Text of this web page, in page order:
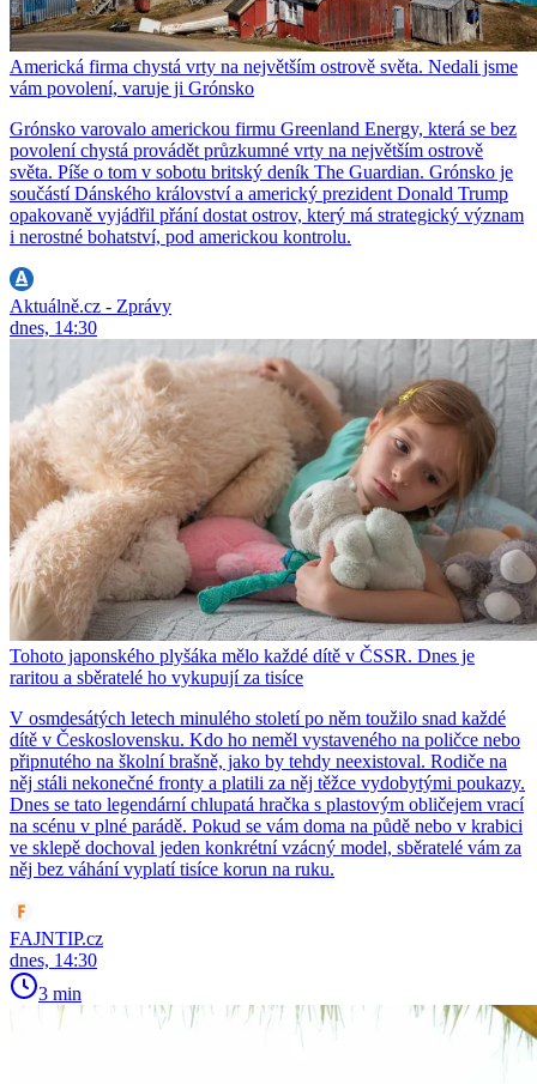
Americká firma chystá vrty na největším ostrově světa. Nedali jsme
vám povolení, varuje ji Grónsko
Grónsko varovalo americkou firmu Greenland Energy, která se bez
povolení chystá provádět průzkumné vrty na největším ostrově
světa. Píše o tom v sobotu britský deník The Guardian. Grónsko je
součástí Dánského království a americký prezident Donald Trump
opakovaně vyjádřil přání dostat ostrov, který má strategický význam
i nerostné bohatství, pod americkou kontrolu.
Aktuálně.cz - Zprávy
dnes, 14:30
Tohoto japonského plyšáka mělo každé dítě v ČSSR. Dnes je
raritou a sběratelé ho vykupují za tisíce
V osmdesátých letech minulého století po něm toužilo snad každé
dítě v Československu. Kdo ho neměl vystaveného na poličce nebo
připnutého na školní brašně, jako by tehdy neexistoval. Rodiče na
něj stáli nekonečné fronty a platili za něj těžce vydobytými poukazy.
Dnes se tato legendární chlupatá hračka s plastovým obličejem vrací
na scénu v plné parádě. Pokud se vám doma na půdě nebo v krabici
ve sklepě dochoval jeden konkrétní vzácný model, sběratelé vám za
něj bez váhání vyplatí tisíce korun na ruku.
FAJNTIP.cz
dnes, 14:30
3 min